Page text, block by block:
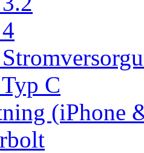
C
(iPhone